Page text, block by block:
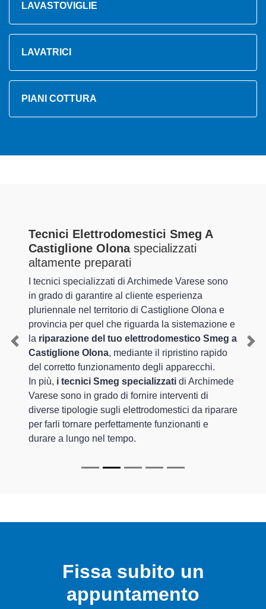
LAVASTOVIGLIE
LAVATRICI
PIANI COTTURA
Tecnici Elettrodomestici Smeg A
Castiglione Olonaspecializzati
altamente preparati
I tecnici specializzati di Archimede Varese sono
in grado di garantire al cliente esperienza
pluriennale nel territorio di Castiglione Olona e
provincia per quel che riguarda la sistemazione e
la riparazione del tuo elettrodomestico Smeg a
Castiglione Olona, mediante il ripristino rapido
del corretto funzionamento degli apparecchi.
In più, i tecnici Smeg specializzati di Archimede
Varese sono in grado di fornire interventi di
diverse tipologie sugli elettrodomestici da riparare
per farli tornare perfettamente funzionanti e
durare a lungo nel tempo.
Previous
Fissa subito un
appuntamento